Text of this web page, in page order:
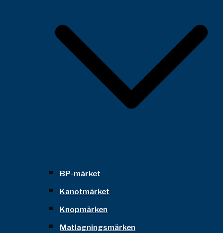
BP-märket
Kanotmärket
Knopmärken
Matlagningsmärken